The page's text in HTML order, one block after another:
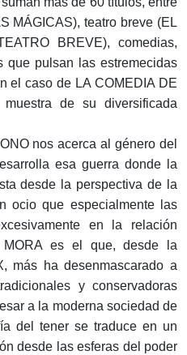
MÁGICAS), teatro breve (EL
BREVE), comedias,
que pulsan las estremecidas
el caso de LA COMEDIA DE
de su diversificada
nos acerca al género del
esa guerra donde la
desde la perspectiva de la
ocio que especialmente las
en la relación
MORA es el que, desde la
más ha desenmascarado a
y conservadoras
a la moderna sociedad de
del tener se traduce en un
desde las esferas del poder